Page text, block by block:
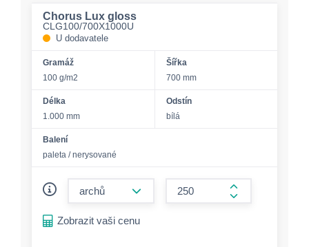
Chorus Lux gloss
CLG100/700X1000U
U dodavatele
Gramáž
100 g/m2
Šířka
700 mm
Délka
1.000 mm
Odstín
bílá
Balení
paleta / nerysované
form.increase-
Zobrazit vaši cenu